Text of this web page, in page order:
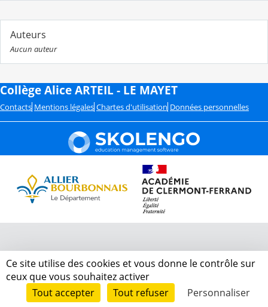
Auteurs
Aucun auteur
Collège Alice ARTEIL - LE MAYET
Contacts Mentions légales Chartes d'utilisation Données personnelles
Ce site utilise des cookies et vous donne le contrôle sur
ceux que vous souhaitez activer
Tout accepter
Tout refuser Personnaliser